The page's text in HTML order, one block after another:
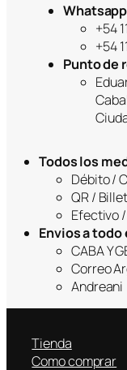
Whatsapp
+54
+54
Punto de
Todos los
Débito /
QR /
Efectivo
Envios a todo
CABA Y
Correo
Andreani
Tienda
Como comprar